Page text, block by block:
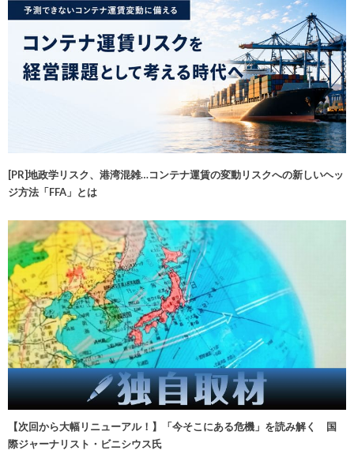
[PR]地政学リスク、港湾混雑…コンテナ運賃の変動リスクへの新しいヘッ
ジ方法「FFA」とは
【次回から大幅リニューアル！】「今そこにある危機」を読み解く 国
際ジャーナリスト・ビニシウス氏